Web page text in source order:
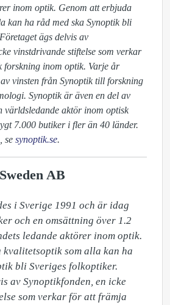
inom optik. Genom att erbjuda
kan ha råd med ska Synoptik bli
ägs delvis av
vinstdrivande stiftelse som verkar
forskning inom optik. Varje år
vinsten från Synoptik till forskning
Synoptik är även en del av
världsledande aktör inom optisk
7.000 butiker i fler än 40 länder.
se synoptik.se.
AB
i Sverige 1991 och är idag
och en omsättning över 1.2
ledande aktörer inom optik.
kvalitetsoptik som alla kan ha
bli Sveriges folkoptiker.
av Synoptikfonden, en icke
som verkar för att främja